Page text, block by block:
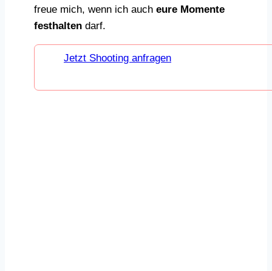
freue mich, wenn ich auch eure Momente
festhalten darf.
Jetzt Shooting anfragen